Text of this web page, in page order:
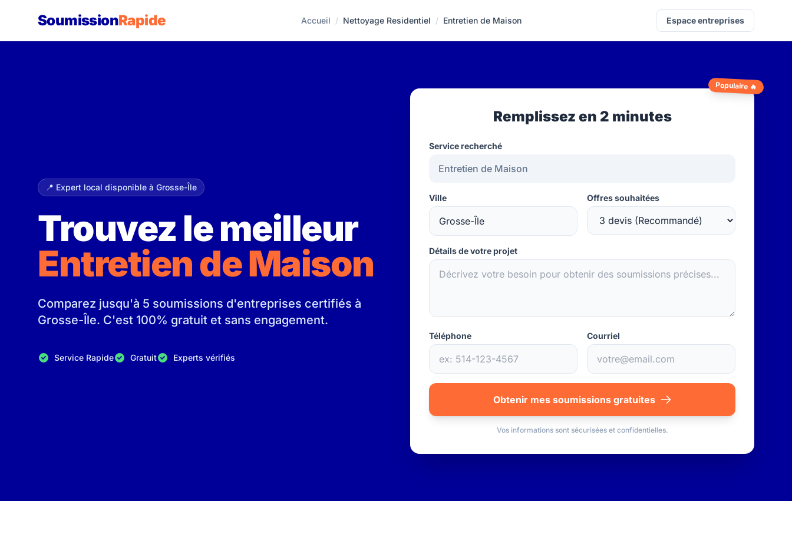
SoumissionRapide Accueil / Nettoyage Residentiel / Entretien de Maison Espace entreprises
📍 Expert local disponible à Grosse-Île
Trouvez le meilleur
Entretien de Maison
Comparez jusqu'à 5 soumissions d'entreprises certifiés à
Grosse-Île. C'est 100% gratuit et sans engagement.
Service Rapide Gratuit Experts vérifiés
Populaire 🔥
Remplissez en 2 minutes
Service recherché
Ville Offres souhaitées
Détails de votre projet
Téléphone Courriel
Obtenir mes soumissions gratuites
Vos informations sont sécurisées et confidentielles.